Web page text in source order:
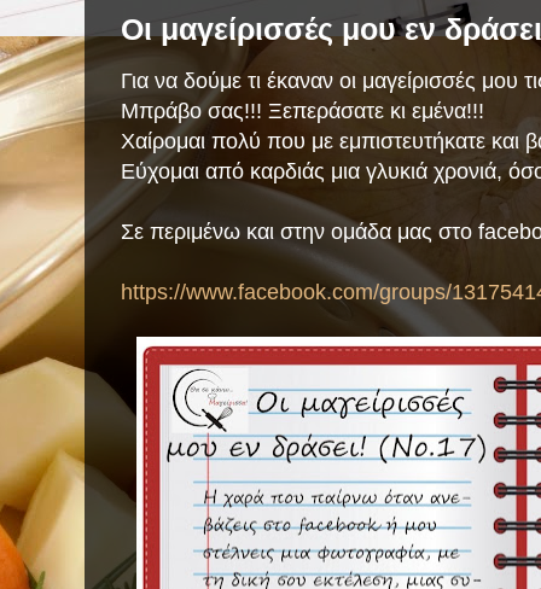
Οι μαγείρισσές μου εν
Για να δούμε τι έκαναν οι μαγείρισσές μου
Μπράβο σας!!! Ξεπεράσατε κι εμένα!!!
Χαίρομαι πολύ που με εμπιστευτήκατε και
Εύχομαι από καρδιάς μια γλυκιά χρονιά,
Σε περιμένω και στην ομάδα μας στο
https://www.facebook.com/groups/